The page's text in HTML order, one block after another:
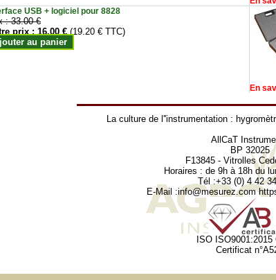
USB + logiciel pour 8828
:33.00 €
prix :16.00 € (19.20 € TTC)
au panier
En
La culture de l''instrumentation :
AllCaT
BP 32025
F13845 - Vitrolles
Horaires : de 9h à 18h du
Tél :+33 (0) 4 42
E-Mail :info@mesurez.com
ISO ISO9001:2015
Certificat